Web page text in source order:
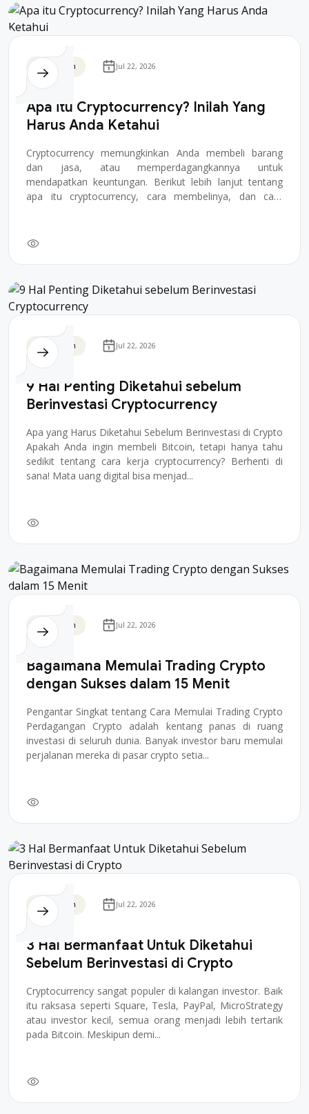
Blockchain Jul 22, 2026
Apa itu Cryptocurrency? Inilah Yang
Harus Anda Ketahui
Cryptocurrency memungkinkan Anda membeli barang
dan jasa, atau memperdagangkannya untuk
mendapatkan keuntungan. Berikut lebih lanjut tentang
apa itu cryptocurrency, cara membelinya, dan cara
Blockchain Jul 22, 2026
9 Hal Penting Diketahui sebelum
Berinvestasi Cryptocurrency
Apa yang Harus Diketahui Sebelum Berinvestasi di Crypto
Apakah Anda ingin membeli Bitcoin, tetapi hanya tahu
sedikit tentang cara kerja cryptocurrency? Berhenti di
sana! Mata uang digital bisa menjad...
Blockchain Jul 22, 2026
Bagaimana Memulai Trading Crypto
dengan Sukses dalam 15 Menit
Pengantar Singkat tentang Cara Memulai Trading Crypto
Perdagangan Crypto adalah kentang panas di ruang
investasi di seluruh dunia. Banyak investor baru memulai
perjalanan mereka di pasar crypto setia...
Blockchain Jul 22, 2026
3 Hal Bermanfaat Untuk Diketahui
Sebelum Berinvestasi di Crypto
Cryptocurrency sangat populer di kalangan investor. Baik
itu raksasa seperti Square, Tesla, PayPal, MicroStrategy
atau investor kecil, semua orang menjadi lebih tertarik
pada Bitcoin. Meskipun demi...